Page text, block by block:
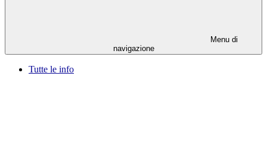
Menu di
navigazione
Tutte le info